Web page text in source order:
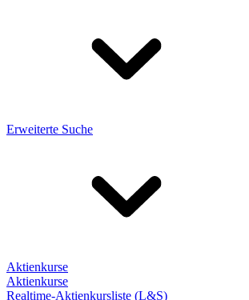
Erweiterte Suche
Aktienkurse
Aktienkurse
Realtime-Aktienkursliste (L&S)